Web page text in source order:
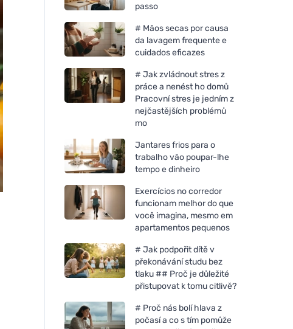
passo
# Mãos secas por causa
da lavagem frequente e
cuidados eficazes
# Jak zvládnout stres z
práce a nenést ho domů
Pracovní stres je jedním z
nejčastějších problémů
mo
Jantares frios para o
trabalho vão poupar-lhe
tempo e dinheiro
Exercícios no corredor
funcionam melhor do que
você imagina, mesmo em
apartamentos pequenos
# Jak podpořit dítě v
překonávání studu bez
tlaku ## Proč je důležité
přistupovat k tomu citlivě?
# Proč nás bolí hlava z
počasí a co s tím pomůže